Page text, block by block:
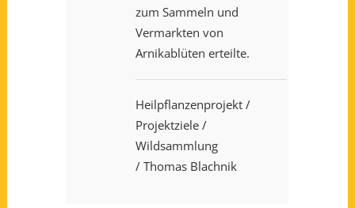
zum Sammeln und
Vermarkten von
Arnikablüten erteilte.
Heilpflanzenprojekt /
Projektziele /
Wildsammlung
/ Thomas Blachnik